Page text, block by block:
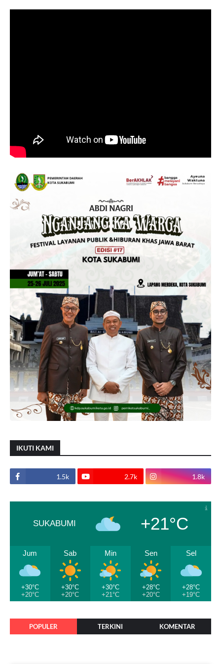
IKUTI KAMI
1.5k 2.7k 1.8k
SUKABUMI +21°C
Jum
+30°C
+20°C
Sab
+30°C
+20°C
Min
+30°C
+21°C
Sen
+28°C
+20°C
Sel
+28°C
+19°C
POPULER TERKINI KOMENTAR